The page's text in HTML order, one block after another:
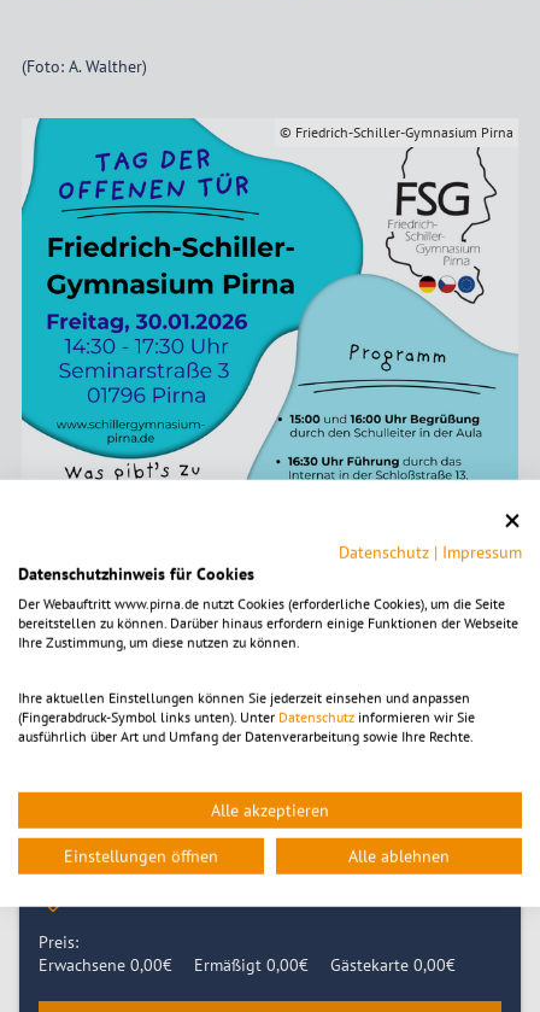
(Foto: A. Walther)
© Friedrich-Schiller-Gymnasium Pirna
Preis:
Erwachsene 0,00€ Ermäßigt 0,00€ Gästekarte 0,00€
Datenschutz | Impressum
Datenschutzhinweis für Cookies
Der Webauftritt www.pirna.de nutzt Cookies (erforderliche Cookies), um die Seite
bereitstellen zu können. Darüber hinaus erfordern einige Funktionen der Webseite
Ihre Zustimmung, um diese nutzen zu können.
Ihre aktuellen Einstellungen können Sie jederzeit einsehen und anpassen
(Fingerabdruck-Symbol links unten). Unter Datenschutz informieren wir Sie
ausführlich über Art und Umfang der Datenverarbeitung sowie Ihre Rechte.
Alle akzeptieren
Einstellungen öffnen Alle ablehnen